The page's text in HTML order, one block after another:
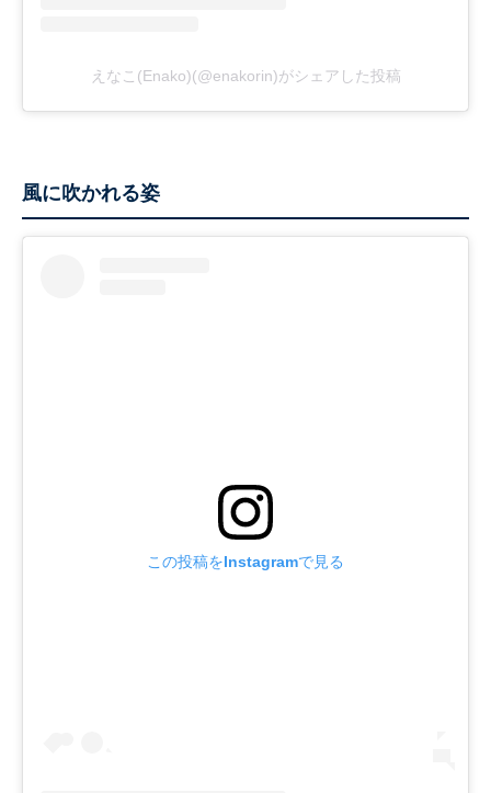
えなこ(Enako)(@enakorin)がシェアした投稿
風に吹かれる姿
この投稿をInstagramで見る